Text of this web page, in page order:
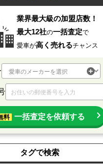
業界最大級の加盟店数！
最大12社の一括査定で
愛車が高く売れるチャンス
料 一括査定を依頼する
タグで検索